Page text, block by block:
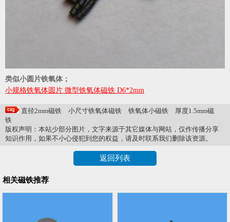
类似小圆片铁氧体；
小规格铁氧体圆片 微型铁氧体磁铁 D6*2mm
直径2mm磁铁 小尺寸铁氧体磁铁 铁氧体小磁铁
厚度1.5mm磁
铁
版权声明：本站少部分图片，文字来源于其它媒体与网站，仅作传播分享
知识作用，如果不小心侵犯到您的权益，请及时联系我们删除该资源。
返回列表
相关磁铁推荐